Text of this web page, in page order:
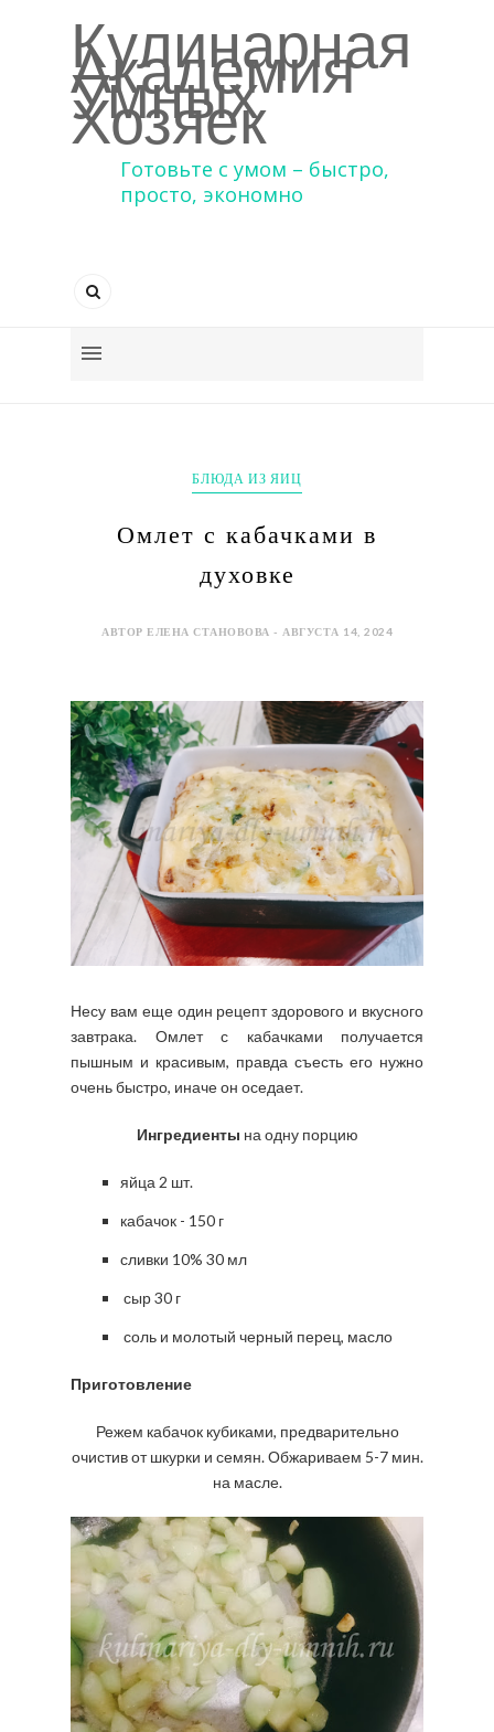
Кулинарная
Академия
Умных
Хозяек
Готовьте с умом – быстро,
просто, экономно
БЛЮДА ИЗ ЯИЦ
Омлет с кабачками в
духовке
АВТОР ЕЛЕНА СТАНОВОВА - АВГУСТА 14, 2024
Несу вам еще один рецепт здорового и вкусного
завтрака. Омлет с кабачками получается
пышным и красивым, правда съесть его нужно
очень быстро, иначе он оседает.
Ингредиенты на одну порцию
яйца 2 шт.
кабачок - 150 г
сливки 10% 30 мл
сыр 30 г
соль и молотый черный перец, масло
Приготовление
Режем кабачок кубиками, предварительно
очистив от шкурки и семян. Обжариваем 5-7 мин.
на масле.